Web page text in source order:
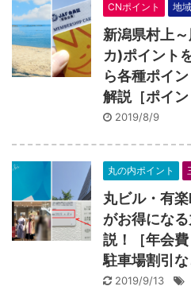
CNポイント 地
新潟県村上
カ)ポイント
ら各種ポイ
解説［ポイン
2019/8/9
丸の内ポイント
丸ビル・有
がお得にな
説！［年会
駐車場割引な
2019/9/13